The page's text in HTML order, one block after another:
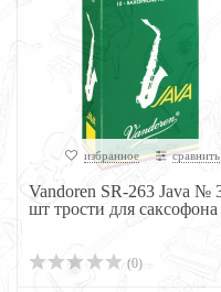
избранное сравнить
Vandoren SR-263 Java №
шт трости для саксофона
(0)